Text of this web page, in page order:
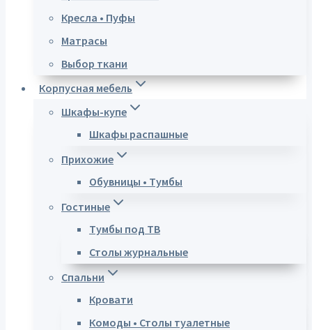
Кресла • Пуфы
Матрасы
Выбор ткани
Корпусная мебель
Шкафы-купе
Шкафы распашные
Прихожие
Обувницы • Тумбы
Гостиные
Тумбы под ТВ
Столы журнальные
Спальни
Кровати
Комоды • Столы туалетные